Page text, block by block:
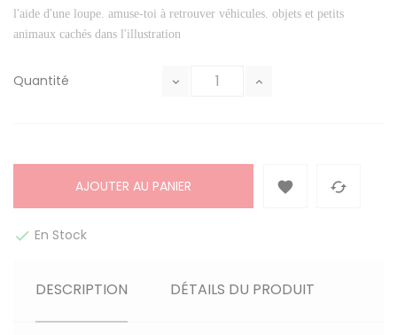
l'aide d'une loupe. amuse-toi à retrouver véhicules. objets et petits
animaux cachés dans l'illustration
Quantité
AJOUTER AU PANIER  
 En Stock
DESCRIPTION DÉTAILS DU PRODUIT